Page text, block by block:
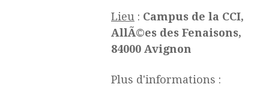
Lieu : Campus de la CCI,
AllÃ©es des Fenaisons,
84000 Avignon
Plus d'informations :